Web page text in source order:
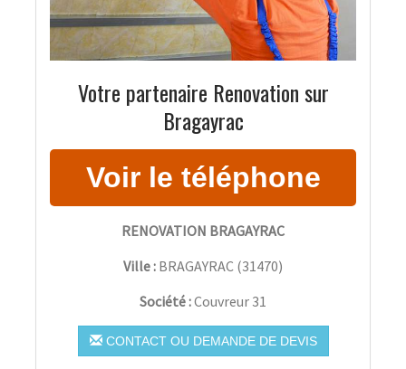
Votre partenaire Renovation sur
Bragayrac
RENOVATION BRAGAYRAC
Ville : BRAGAYRAC (31470)
Société :Couvreur 31
CONTACT OU DEMANDE DE DEVIS